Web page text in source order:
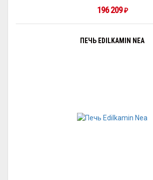
196 209₽
ПЕЧЬ EDILKAMIN NEA